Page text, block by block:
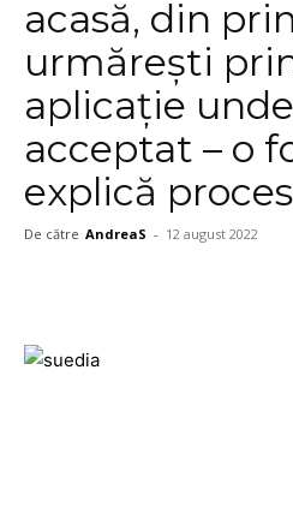
acasă, din
urmărești
aplicație
acceptat – o
explică
De către AndreaS - 12 august 2022